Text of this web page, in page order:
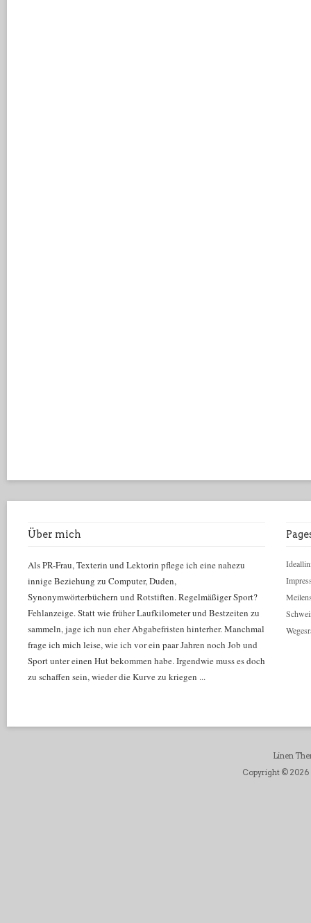
Über mich
Als PR-Frau, Texterin und Lektorin pflege ich eine nahezu
innige Beziehung zu Computer, Duden,
Synonymwörterbüchern und Rotstiften. Regelmäßiger Sport?
Fehlanzeige. Statt wie früher Laufkilometer und Bestzeiten zu
sammeln, jage ich nun eher Abgabefristen hinterher. Manchmal
frage ich mich leise, wie ich vor ein paar Jahren noch Job und
Sport unter einen Hut bekommen habe. Irgendwie muss es doch
zu schaffen sein, wieder die Kurve zu kriegen ...
Linen
Copyright © 2026